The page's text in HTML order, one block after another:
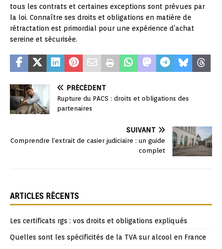
tous les contrats et certaines exceptions sont prévues par
la loi. Connaître ses droits et obligations en matière de
rétractation est primordial pour une expérience d’achat
sereine et sécurisée.
PRÉCÉDENT
Rupture du PACS : droits et obligations des
partenaires
SUIVANT
Comprendre l’extrait de casier judiciaire : un guide
complet
ARTICLES RÉCENTS
Les certificats rgs : vos droits et obligations expliqués
Quelles sont les spécificités de la TVA sur alcool en France